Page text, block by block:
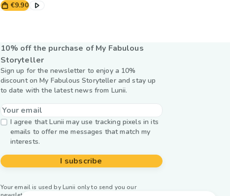
€9.90
10% off the purchase of My Fabulous
Storyteller
Sign up for the newsletter to enjoy a 10%
discount on My Fabulous Storyteller and stay up
to date with the latest news from Lunii.
I agree that Lunii may use tracking pixels in its
emails to offer me messages that match my
interests.
I subscribe
Your email is used by Lunii only to send you our